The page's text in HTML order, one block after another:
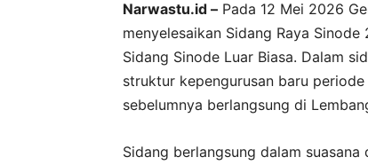
Narwastu.id – Pada 12 Mei 2026
menyelesaikan Sidang Raya
Sidang Sinode Luar Biasa. Dalam
struktur kepengurusan baru
sebelumnya berlangsung di
Sidang berlangsung dalam